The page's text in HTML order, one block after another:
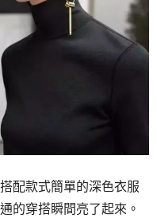
配款式簡單的深色衣服
的穿搭瞬間亮了起來。